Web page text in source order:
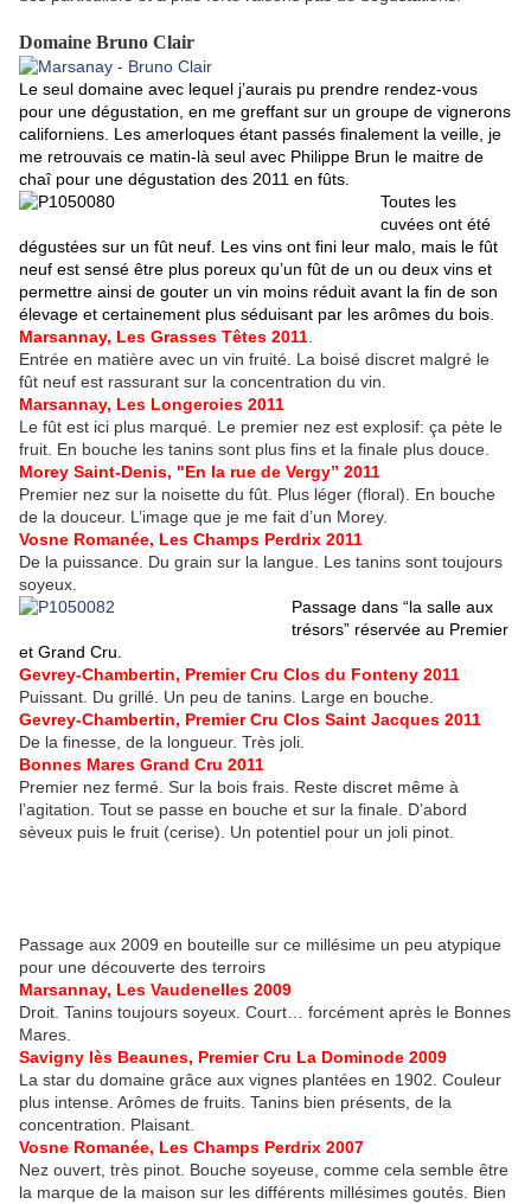
Domaine Bruno Clair
Le seul domaine avec lequel j’aurais pu prendre rendez-vous
pour une dégustation, en me greffant sur un groupe de vignerons
californiens. Les amerloques étant passés finalement la veille, je
me retrouvais ce matin-là seul avec Philippe Brun le maitre de
chaî pour une dégustation des 2011 en fûts.
Toutes les
cuvées ont été
dégustées sur un fût neuf. Les vins ont fini leur malo, mais le fût
neuf est sensé être plus poreux qu’un fût de un ou deux vins et
permettre ainsi de gouter un vin moins réduit avant la fin de son
élevage et certainement plus séduisant par les arômes du bois.
Marsannay, Les Grasses Têtes 2011
Entrée en matière avec un vin fruité. La boisé discret malgré le
fût neuf est rassurant sur la concentration du vin.
Marsannay, Les Longeroies 2011
Le fût est ici plus marqué. Le premier nez est explosif: ça pète le
fruit. En bouche les tanins sont plus fins et la finale plus douce.
Morey Saint-Denis, "En la rue de Vergy” 2011
Premier nez sur la noisette du fût. Plus léger (floral). En bouche
de la douceur. L’image que je me fait d’un Morey.
Vosne Romanée, Les Champs Perdrix 2011
De la puissance. Du grain sur la langue. Les tanins sont toujours
soyeux.
Passage dans “la salle aux
trésors” réservée au Premier
et Grand Cru.
Gevrey-Chambertin, Premier Cru Clos du Fonteny 2011
Puissant. Du grillé. Un peu de tanins. Large en bouche.
Gevrey-Chambertin, Premier Cru Clos Saint Jacques 2011
De la finesse, de la longueur. Très joli.
Bonnes Mares Grand Cru 2011
Premier nez fermé. Sur la bois frais. Reste discret même à
l’agitation. Tout se passe en bouche et sur la finale. D’abord
sèveux puis le fruit (cerise). Un potentiel pour un joli pinot.
Passage aux 2009 en bouteille sur ce millésime un peu atypique
pour une découverte des terroirs
Marsannay, Les Vaudenelles 2009
Droit. Tanins toujours soyeux. Court… forcément après le Bonnes
Mares.
Savigny lès Beaunes, Premier Cru La Dominode 2009
La star du domaine grâce aux vignes plantées en 1902. Couleur
plus intense. Arômes de fruits. Tanins bien présents, de la
concentration. Plaisant.
Vosne Romanée, Les Champs Perdrix 2007
Nez ouvert, très pinot. Bouche soyeuse, comme cela semble être
la marque de la maison sur les différents millésimes goutés. Bien